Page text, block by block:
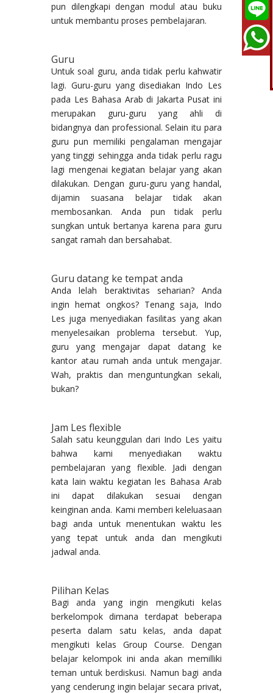
pun dilengkapi dengan modul atau buku
untuk membantu proses pembelajaran.
Guru
Untuk soal guru, anda tidak perlu kahwatir
lagi. Guru-guru yang disediakan Indo Les
pada Les Bahasa Arab di Jakarta Pusat ini
merupakan guru-guru yang ahli di
bidangnya dan professional. Selain itu para
guru pun memiliki pengalaman mengajar
yang tinggi sehingga anda tidak perlu ragu
lagi mengenai kegiatan belajar yang akan
dilakukan. Dengan guru-guru yang handal,
dijamin suasana belajar tidak akan
membosankan. Anda pun tidak perlu
sungkan untuk bertanya karena para guru
sangat ramah dan bersahabat.
Guru datang ke tempat anda
Anda lelah beraktivitas seharian? Anda
ingin hemat ongkos? Tenang saja, Indo
Les juga menyediakan fasilitas yang akan
menyelesaikan problema tersebut. Yup,
guru yang mengajar dapat datang ke
kantor atau rumah anda untuk mengajar.
Wah, praktis dan menguntungkan sekali,
bukan?
Jam Les flexible
Salah satu keunggulan dari Indo Les yaitu
bahwa kami menyediakan waktu
pembelajaran yang flexible. Jadi dengan
kata lain waktu kegiatan les Bahasa Arab
ini dapat dilakukan sesuai dengan
keinginan anda. Kami memberi keleluasaan
bagi anda untuk menentukan waktu les
yang tepat untuk anda dan mengikuti
jadwal anda.
Pilihan Kelas
Bagi anda yang ingin mengikuti kelas
berkelompok dimana terdapat beberapa
peserta dalam satu kelas, anda dapat
mengikuti kelas Group Course. Dengan
belajar kelompok ini anda akan memilliki
teman untuk berdiskusi. Namun bagi anda
yang cenderung ingin belajar secara privat,